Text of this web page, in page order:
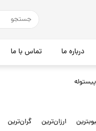
درباره ما تماس با ما
پیستوله
ارزان‌ترین گران‌ترین